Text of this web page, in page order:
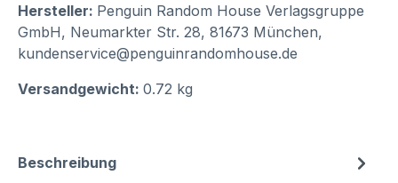
Hersteller: Penguin Random House Verlagsgruppe
GmbH, Neumarkter Str. 28, 81673 München,
kundenservice@penguinrandomhouse.de
Versandgewicht: 0.72 kg
Beschreibung